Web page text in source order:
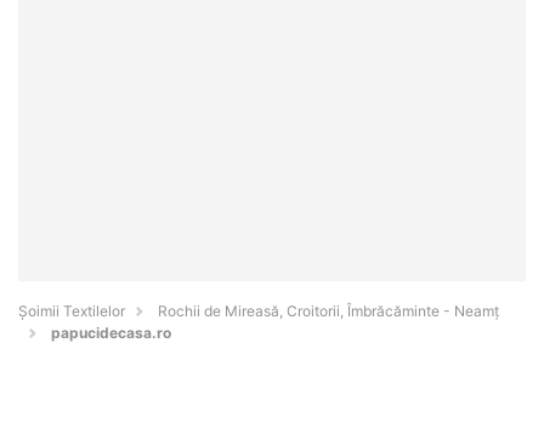
Șoimii Textilelor
Rochii de Mireasă, Croitorii, Îmbrăcăminte - Neamţ
papucidecasa.ro